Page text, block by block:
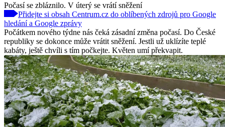
Počasí se zbláznilo. V úterý se vrátí sněžení
Přidejte si obsah Centrum.cz do oblíbených zdrojů pro Google
hledání a Google zprávy
Počátkem nového týdne nás čeká zásadní změna počasí. Do České
republiky se dokonce může vrátit sněžení. Jestli už uklízíte teplé
kabáty, ještě chvíli s tím počkejte. Květen umí překvapit.